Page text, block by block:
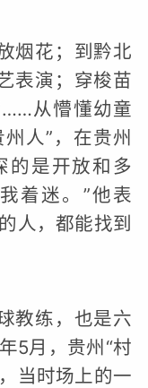
烟花；到黔北
表演；穿梭苗
……从懵懂幼童
人”，在贵州
的是开放和多
着迷。”他表
人，都能找到
教练，也是六
5月，贵州“村
当时场上的一